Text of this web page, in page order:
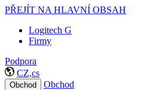
PŘEJÍT NA HLAVNÍ OBSAH
Logitech G
Firmy
Podpora
CZ,cs
Obchod Obchod